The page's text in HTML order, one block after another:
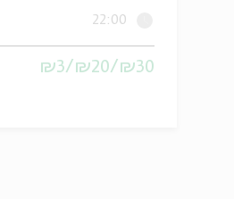
22:00
₪30/₪20/₪3